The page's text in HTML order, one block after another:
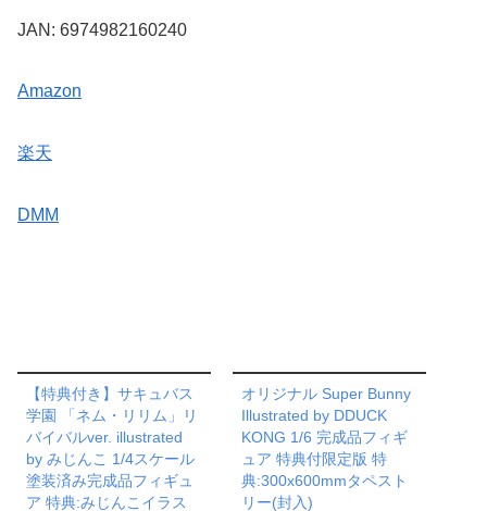
JAN: 6974982160240
Amazon
楽天
DMM
【特典付き】サキュバス
学園 「ネム・リリム」リ
バイバルver. illustrated
by みじんこ 1/4スケール
塗装済み完成品フィギュ
ア 特典:みじんこイラス
オリジナル Super Bunny
Illustrated by DDUCK
KONG 1/6 完成品フィギ
ュア 特典付限定版 特
典:300x600mmタペスト
リー(封入)